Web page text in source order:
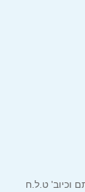
וכיוב' ט.ל.ח